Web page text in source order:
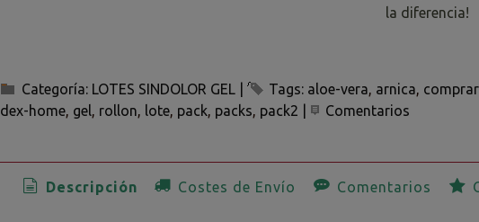
la diferencia!
Categoría: LOTES SINDOLOR GEL Tags: aloe-vera arnica
dex-home gel rollon lote pack packs pack2 Comentarios
Descripción Costes de Envío Comentarios